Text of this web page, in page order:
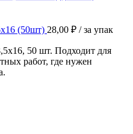
(50шт) 28,00 ₽ / за упак
50 шт. Подходит для
работ, где нужен